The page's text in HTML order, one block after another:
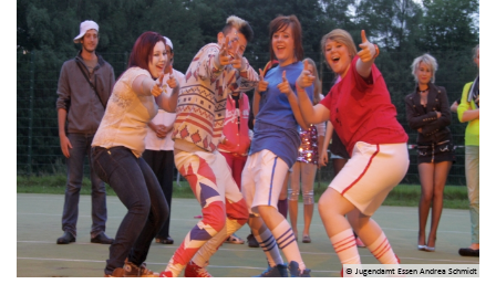
© Jugendamt Essen Andrea Schmidt